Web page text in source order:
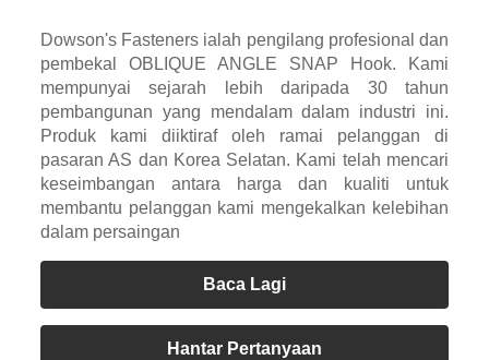
Dowson's Fasteners ialah pengilang profesional dan
pembekal OBLIQUE ANGLE SNAP Hook. Kami
mempunyai sejarah lebih daripada 30 tahun
pembangunan yang mendalam dalam industri ini.
Produk kami diiktiraf oleh ramai pelanggan di
pasaran AS dan Korea Selatan. Kami telah mencari
keseimbangan antara harga dan kualiti untuk
membantu pelanggan kami mengekalkan kelebihan
dalam persaingan
Baca Lagi
Hantar Pertanyaan